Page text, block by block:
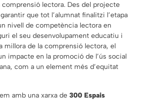
comprensió lectora. Des del projecte
que tot l’alumnat finalitzi l’etapa
nivell de competència lectora en
el seu desenvolupament educatiu i
millora de la comprensió lectora, el
impacte en la promoció de l’ús social
com a un element més d’equitat
amb una xarxa de 300 Espais